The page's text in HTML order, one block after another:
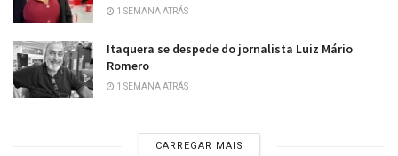
1 SEMANA ATRÁS
Itaquera se despede do jornalista Luiz Mário
Romero
1 SEMANA ATRÁS
CARREGAR MAIS